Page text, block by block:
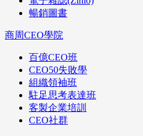
暢銷圖書
商周CEO學院
百億CEO班
CEO50失敗學
組織領袖班
駐足思考表達班
客製企業培訓
CEO社群